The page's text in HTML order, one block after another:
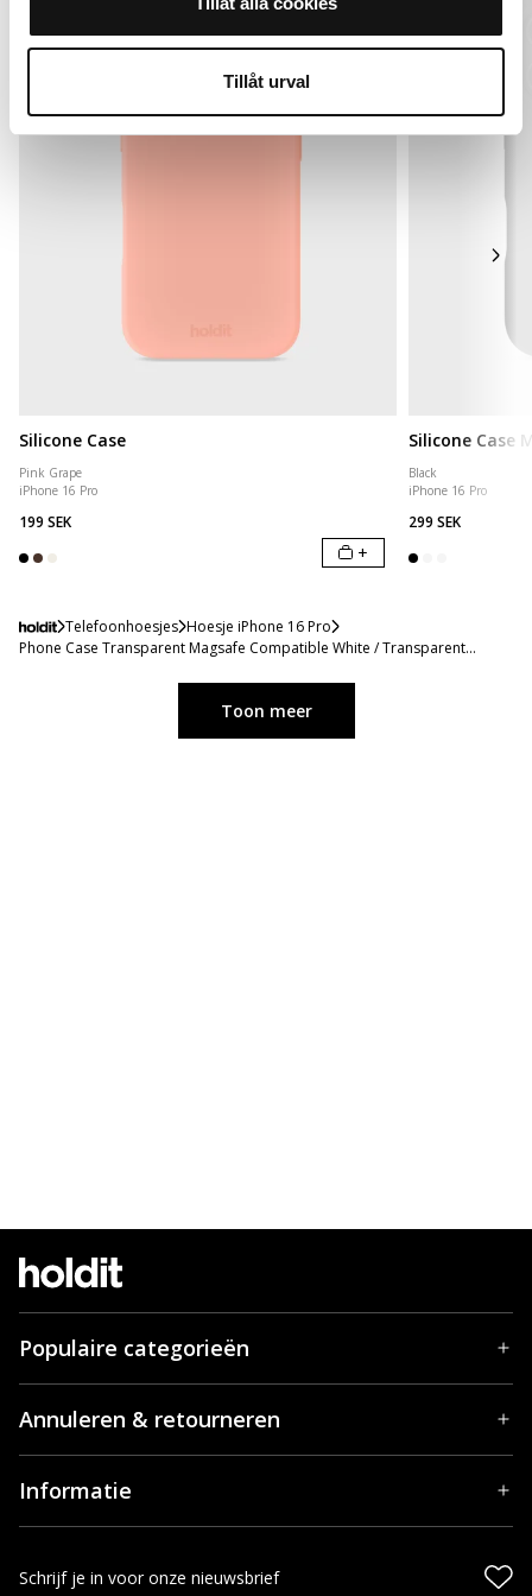
Tillåt urval
Silicone Case
Pink Grape
iPhone 16 Pro
199 SEK
+
Silicone Case
Black
iPhone 16 Pro
299 SEK
Telefoonhoesjes Hoesje iPhone 16 Pro
Phone Case Transparent Magsafe Compatible White / Transparent
Toon meer
Populaire categorieën
Annuleren & retourneren
Informatie
Schrijf je in voor onze nieuwsbrief